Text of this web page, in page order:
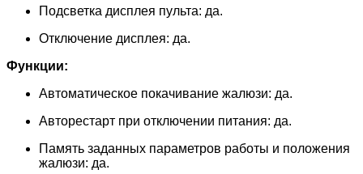
Подсветка дисплея пульта: да.
Отключение дисплея: да.
Функции:
Автоматическое покачивание жалюзи: да.
Авторестарт при отключении питания: да.
Память заданных параметров работы и положения
жалюзи: да.